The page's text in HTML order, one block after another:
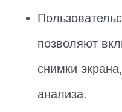
позволяют
снимки
анализа.